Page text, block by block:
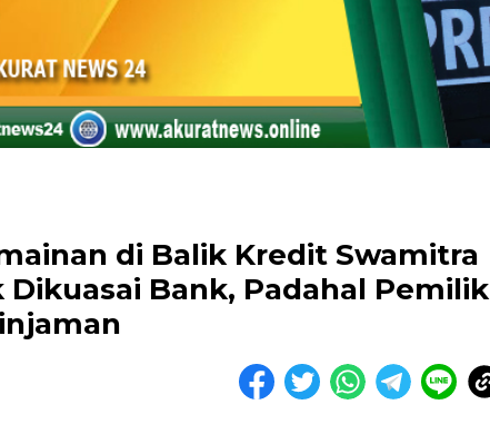
di Balik Kredit Swamitra
Bank, Padahal Pemilik